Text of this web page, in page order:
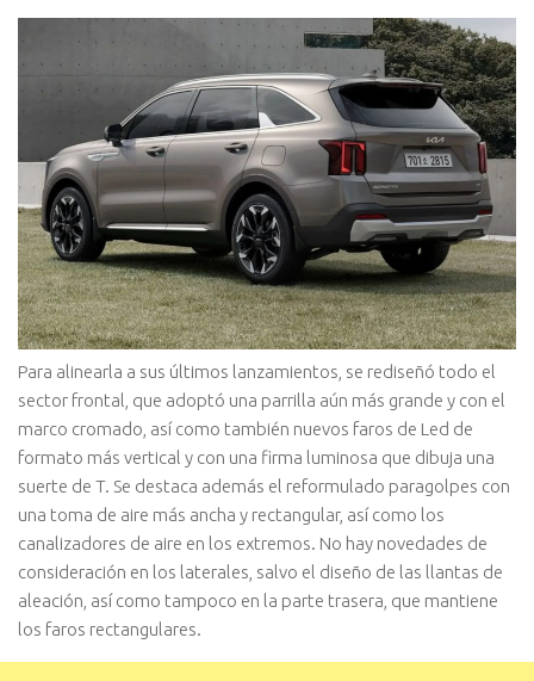
Para alinearla a sus últimos lanzamientos, se rediseñó todo el
sector frontal, que adoptó una parrilla aún más grande y con el
marco cromado, así como también nuevos faros de Led de
formato más vertical y con una firma luminosa que dibuja una
suerte de T. Se destaca además el reformulado paragolpes con
una toma de aire más ancha y rectangular, así como los
canalizadores de aire en los extremos. No hay novedades de
consideración en los laterales, salvo el diseño de las llantas de
aleación, así como tampoco en la parte trasera, que mantiene
los faros rectangulares.